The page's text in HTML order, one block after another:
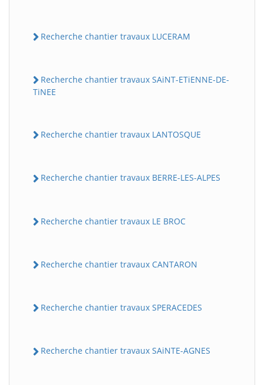
Recherche chantier travaux LUCERAM
Recherche chantier travaux SAiNT-ETiENNE-DE-
TiNEE
Recherche chantier travaux LANTOSQUE
Recherche chantier travaux BERRE-LES-ALPES
Recherche chantier travaux LE BROC
Recherche chantier travaux CANTARON
Recherche chantier travaux SPERACEDES
Recherche chantier travaux SAiNTE-AGNES